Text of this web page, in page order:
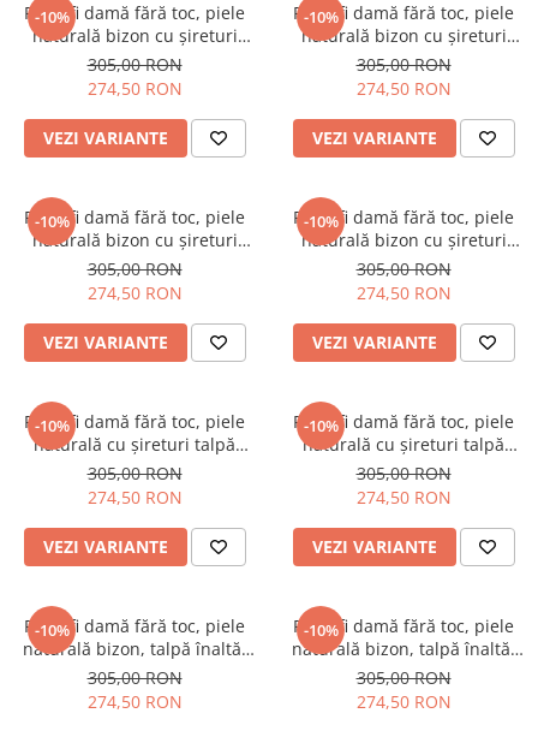
-10%
Pantofi damă fără toc, piele
naturală bizon cu șireturi
talpă înaltă, imprimeu flori,
albastru
305,00 RON
274,50 RON
VEZI VARIANTE
-10%
Pantofi damă fără toc, piele
naturală bizon cu șireturi
talpă înaltă, piele lăcuită,
negru
305,00 RON
274,50 RON
VEZI VARIANTE
-10%
Pantofi damă fără toc, piele
naturală bizon cu șireturi
talpă înaltă, imprimeu
picasso, negru
305,00 RON
274,50 RON
VEZI VARIANTE
-10%
Pantofi damă fără toc, piele
naturală bizon cu șireturi
talpă înaltă, imprimeu buline
colorate, roșu
305,00 RON
274,50 RON
VEZI VARIANTE
-10%
Pantofi damă fără toc, piele
naturală cu șireturi talpă
înaltă, imprimeu mozaic, bej-
roz
305,00 RON
274,50 RON
VEZI VARIANTE
-10%
Pantofi damă fără toc, piele
naturală cu șireturi talpă
înaltă, imprimeu mozaic, bej-
roz
305,00 RON
274,50 RON
VEZI VARIANTE
-10%
Pantofi damă fără toc, piele
naturală bizon, talpă înaltă,
imprimeu șarpe, bej-roz
305,00 RON
274,50 RON
-10%
Pantofi damă fără toc, piele
naturală bizon, talpă înaltă,
imprimeu leopard, bej
305,00 RON
274,50 RON